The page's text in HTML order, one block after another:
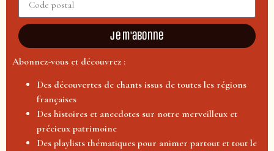
Je m'abonne
Abonnez-vous et découvrez :
Des découvertes de chants issus de toutes les régions
françaises
Des histoires et anecdotes sur notre merveilleux et
précieux patrimoine
Des playlists thématiques pour animer partout et tout le